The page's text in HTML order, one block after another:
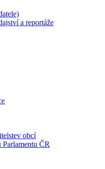
a reportáže
obcí
ČR